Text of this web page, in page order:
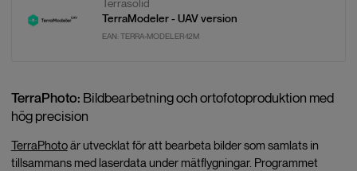
Terrasolid
TerraModeler - UAV version
EAN: TERRA-MODELER-12M
TerraPhoto: Bildbearbetning och ortofotoproduktion med
hög precision
TerraPhotoär utvecklat för att bearbeta bilder som samlats in
tillsammans med laserdata under mätflygningar. Programmet